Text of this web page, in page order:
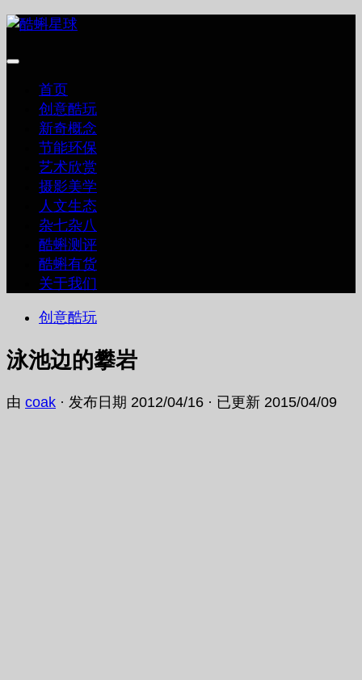
跳
内
首页
创意酷玩
新奇概念
节能环保
艺术欣赏
摄影美学
人文生态
杂七杂八
酷蝌测评
酷蝌有货
关于我们
创意酷玩
泳池边的攀岩
由 coak · 发布日期 2012/04/16 · 已更新 2015/04/09